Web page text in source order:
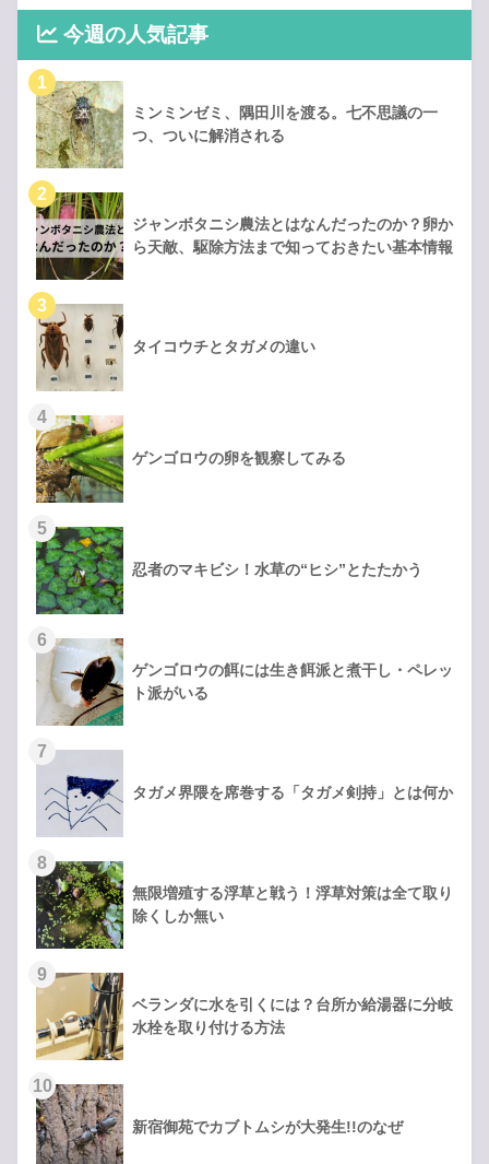
今週の人気記事
ミンミンゼミ、隅田川を渡る。七不思議の一
つ、ついに解消される
ジャンボタニシ農法とはなんだったのか？卵か
ら天敵、駆除方法まで知っておきたい基本情報
タイコウチとタガメの違い
ゲンゴロウの卵を観察してみる
忍者のマキビシ！水草の“ヒシ”とたたかう
ゲンゴロウの餌には生き餌派と煮干し・ペレッ
ト派がいる
タガメ界隈を席巻する「タガメ剣持」とは何か
無限増殖する浮草と戦う！浮草対策は全て取り
除くしか無い
ベランダに水を引くには？台所か給湯器に分岐
水栓を取り付ける方法
新宿御苑でカブトムシが大発生!!のなぜ